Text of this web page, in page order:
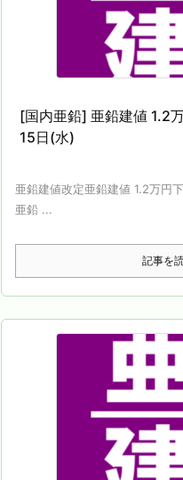
[国内亜鉛] 亜鉛建値 1.2
15日(水)
亜鉛建値改定亜鉛建値 1.2万円
亜鉛 ...
記事を